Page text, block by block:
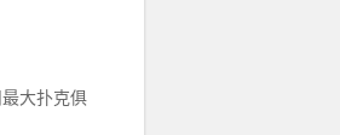
大扑克俱